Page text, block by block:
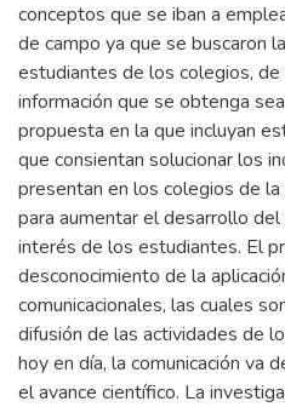
conceptos que se iban a
de campo ya que se buscaron
estudiantes de los colegios, de
información que se obtenga
propuesta en la que incluyan
que consientan solucionar los
presentan en los colegios de
para aumentar el desarrollo
interés de los estudiantes. El
desconocimiento de la
comunicacionales, las cuales
difusión de las actividades de
hoy en día, la comunicación va
el avance científico. La